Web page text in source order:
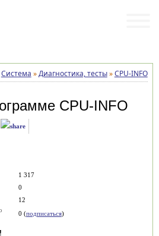
Система »Диагностика, тесты»CPU-INFO
CPU-INFO
1 317
0
12
0 (подписаться)